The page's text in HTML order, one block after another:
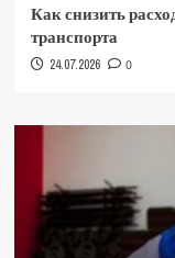
Как снизить
транспорта
24.07.2026 0